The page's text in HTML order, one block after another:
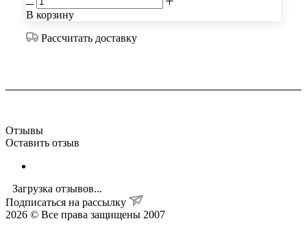
В корзину
Рассчитать доставку
Отзывы
Оставить отзыв
Загрузка отзывов...
Подписаться на рассылку
2026 © Все права защищены 2007